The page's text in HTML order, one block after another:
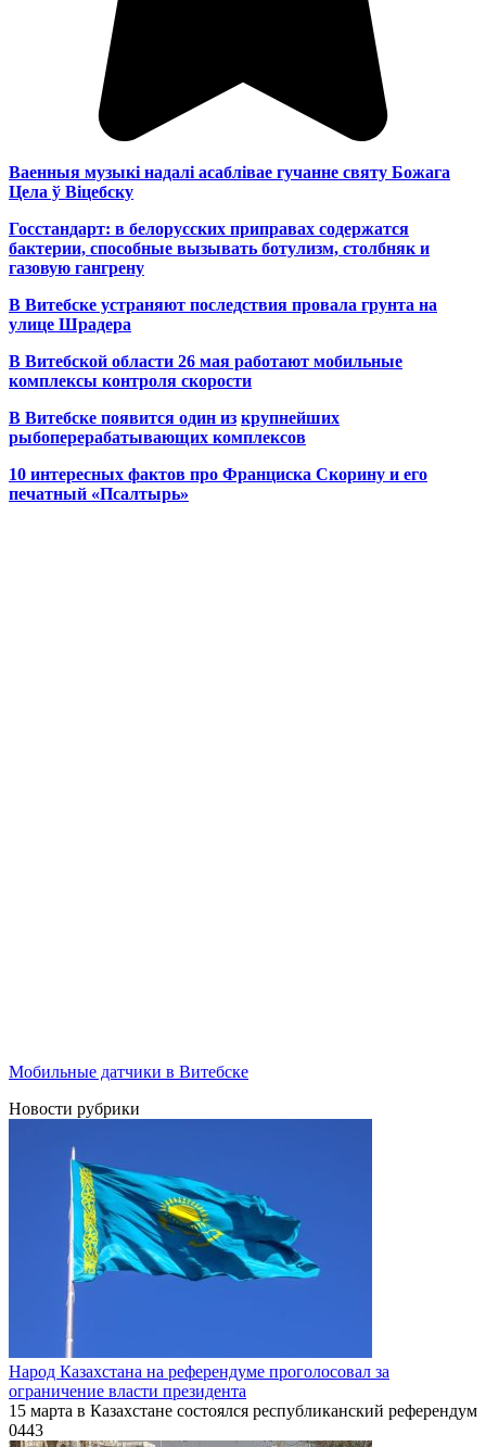
Ваенныя музыкі надалі асаблівае гучанне святу Божага
Цела ў Віцебску
Госстандарт: в белорусских приправах содержатся
бактерии, способные вызывать ботулизм, столбняк и
газовую гангрену
В Витебске устраняют последствия провала грунта на
улице Шрадера
В Витебской области 26 мая работают мобильные
комплексы контроля скорости
В Витебске появится один из крупнейших
рыбоперерабатывающих комплексов
10 интересных фактов про Франциска Скорину и его
печатный «Псалтырь»
Мобильные датчики в Витебске
Новости рубрики
Народ Казахстана на референдуме проголосовал за
ограничение власти президента
15 марта в Казахстане состоялся республиканский референдум
0443